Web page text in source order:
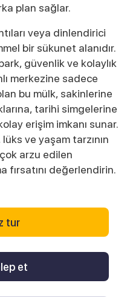
plan sağlar.
veya dinlendirici
bir sükunet alanıdır.
güvenlik ve kolaylık
merkezine sadece
bu mülk, sakinlerine
tarihi simgelerine
erişim imkanı sunar.
ve yaşam tarzının
arzu edilen
fırsatını değerlendirin.
tur
et